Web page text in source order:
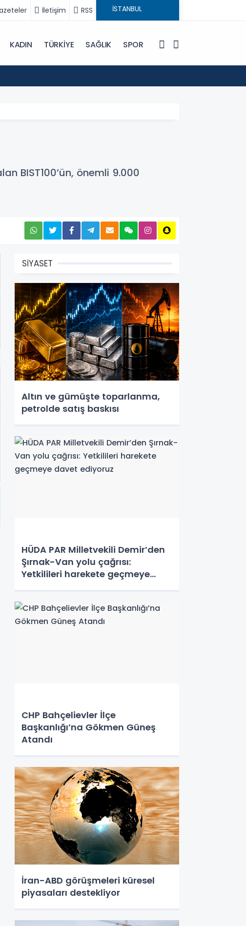
İletişim RSS
KADIN TÜRKİYE SAĞLIK SPOR
BIST100’ün, önemli 9.000
SİYASET
Altın ve gümüşte toparlanma,
petrolde satış baskısı
HÜDA PAR Milletvekili Demir’den
Şırnak-Van yolu çağrısı:
Yetkilileri harekete geçmeye
CHP Bahçelievler İlçe
Başkanlığı’na Gökmen Güneş
Atandı
İran-ABD görüşmeleri küresel
piyasaları destekliyor